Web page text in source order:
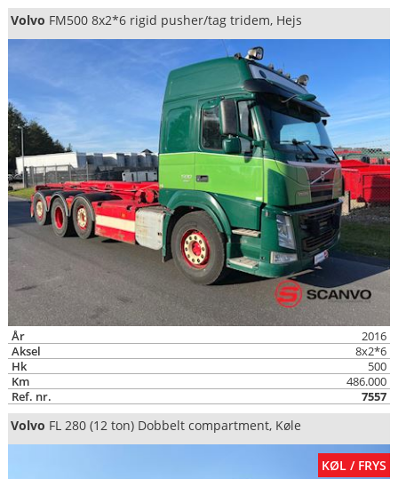
Volvo FM500 8x2*6 rigid pusher/tag tridem, Hejs
År
2016
Aksel
8x2*6
Hk
500
Km
486.000
Ref. nr.
7557
Volvo FL 280 (12 ton) Dobbelt compartment, Køle
KØL / FRYS